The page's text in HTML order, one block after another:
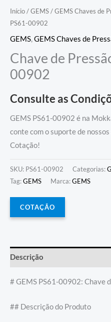
Início/GEMS/GEMS Chaves de
PS61-00902
GEMS,GEMS Chaves de
Chave de
00902
Consulte as
GEMS PS61-00902 é na
conte com o suporte de
Cotação!
SKU: PS61-00902 Categorias:
Tag:GEMS Marca:GEMS
COTAÇÃO
Descrição
# GEMS PS61-00902: Chave
## Descrição do Produto